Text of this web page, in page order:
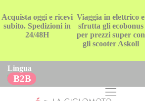
Acquista oggi e ricevi
subito. Spedizioni in
24/48H
Viaggia in elettrico e
sfrutta gli ecobonus
per prezzi super con
gli scooter Askoll
Lingua
B2B